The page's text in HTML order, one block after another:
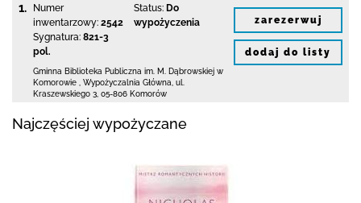
1.
Numer
inwentarzowy: 2542
Sygnatura: 821-3
pol.
Status: Do
wypożyczenia
Gminna Biblioteka Publiczna im. M. Dąbrowskiej w
Komorowie
Wypożyczalnia Główna, ul.
Kraszewskiego 3 05-806 Komorów
zarezerwuj
dodaj do listy
Najczęściej wypożyczane